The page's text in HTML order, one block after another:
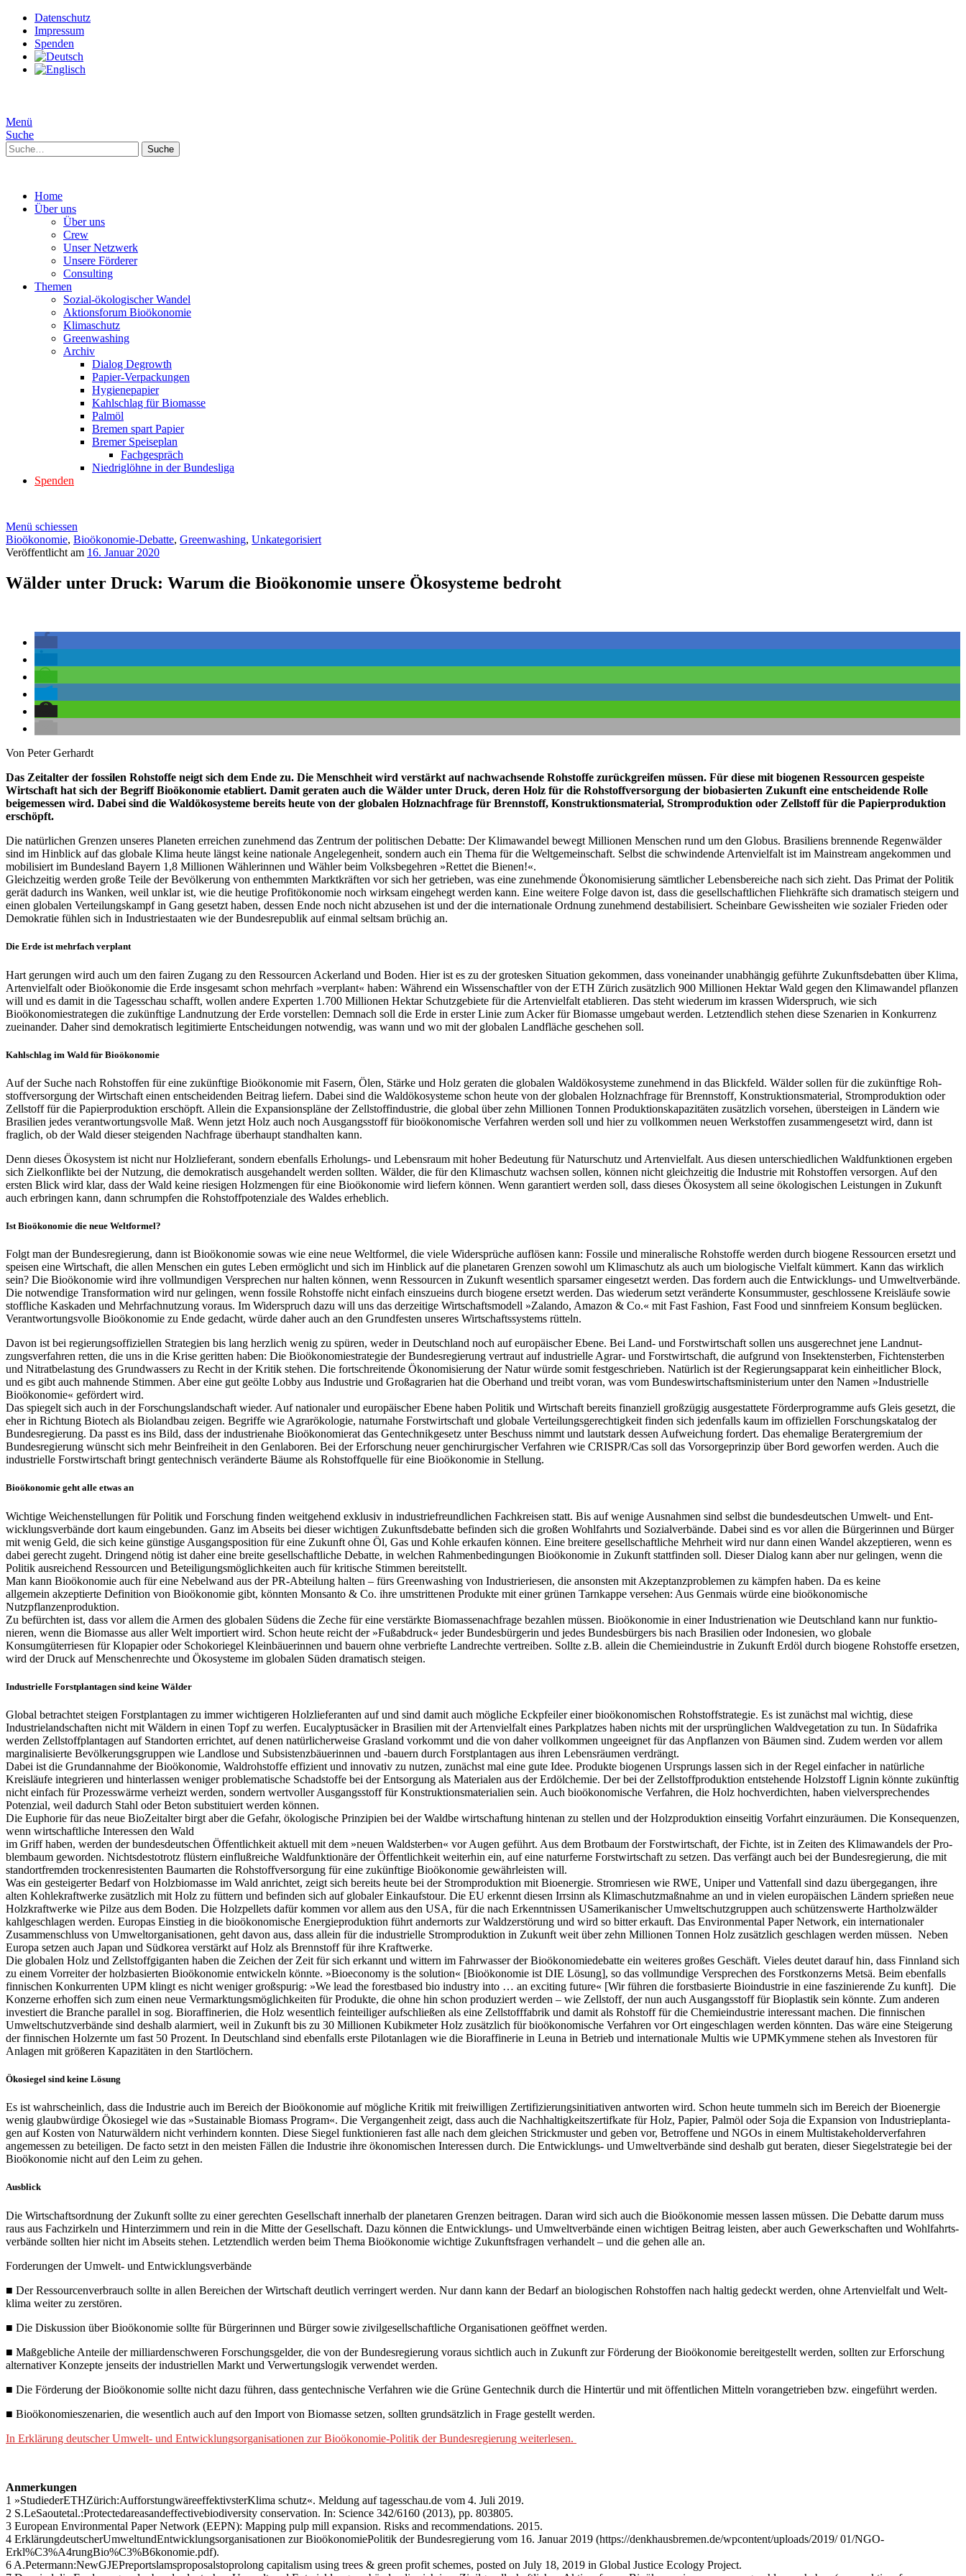
Datenschutz
Impressum
Spenden
Menü
Suche
Suche
Home
Über uns
Über uns
Crew
Unser Netzwerk
Unsere Förderer
Consulting
Themen
Sozial-ökologischer Wandel
Aktionsforum Bioökonomie
Klimaschutz
Greenwashing
Archiv
Dialog Degrowth
Papier-Verpackungen
Hygienepapier
Kahlschlag für Biomasse
Palmöl
Bremen spart Papier
Bremer Speiseplan
Fachgespräch
Niedriglöhne in der Bundesliga
Spenden
Menü schiessen
Bioökonomie, Bioökonomie-Debatte, Greenwashing, Unkategorisiert
Veröffentlicht am 16. Januar 2020
Wälder unter Druck: Warum die Bioökonomie unsere Ökosysteme bedroht
Von Peter Gerhardt
Das Zeitalter der fossilen Rohstoffe neigt sich dem Ende zu. Die Menschheit wird verstärkt auf nachwachsende Rohstoffe zurückgreifen müssen. Für diese mit biogenen Ressourcen gespeiste
Wirtschaft hat sich der Begriff Bioökonomie etabliert. Damit geraten auch die Wälder unter Druck, deren Holz für die Rohstoffversorgung der biobasierten Zukunft eine entscheidende Rolle
beigemessen wird. Dabei sind die Waldökosysteme bereits heute von der globalen Holznachfrage für Brennstoff, Konstruktionsmaterial, Stromproduktion oder Zellstoff für die Papierproduktion
erschöpft.
Die natürlichen Grenzen unseres Planeten erreichen zunehmend das Zentrum der politischen Debatte: Der Klimawandel bewegt Millionen Menschen rund um den Globus. Brasiliens brennende Regenwälder
sind im Hinblick auf das globale Klima heute längst keine nationale Angelegenheit, sondern auch ein Thema für die Weltgemeinschaft. Selbst die schwindende Arten­vielfalt ist im Mainstream angekommen und
mobili­siert im Bundesland Bayern 1,8 Millionen Wählerinnen und Wähler beim Volksbegehren »Rettet die Bienen!«.
Gleichzeitig werden große Teile der Bevölkerung von enthemmten Marktkräften vor sich her getrie­ben, was eine zunehmende Ökonomisierung sämt­licher Lebensbereiche nach sich zieht. Das Primat der Politik
gerät dadurch ins Wanken, weil unklar ist, wie die heutige Profitökonomie noch wirksam eingehegt werden kann. Eine weitere Folge davon ist, dass die gesellschaftlichen Fliehkräfte sich dramatisch steigern und
einen globalen Verteilungskampf in Gang gesetzt haben, dessen Ende noch nicht abzusehen ist und der die internationale Ordnung zunehmend destabilisiert. Scheinbare Gewissheiten wie sozialer Frieden oder
Demokratie fühlen sich in Industriestaaten wie der Bundesrepublik auf einmal seltsam brüchig an.
Die Erde ist mehrfach verplant
Hart gerungen wird auch um den fairen Zugang zu den Ressourcen Ackerland und Boden. Hier ist es zu der grotesken Situation gekommen, dass voneinander unabhängig geführte Zukunftsdebatten über Klima,
Artenvielfalt oder Bioökonomie die Erde insgesamt schon mehrfach »verplant« haben: Während ein Wis­senschaftler von der ETH Zürich zusätzlich 900 Mil­lionen Hektar Wald gegen den Klimawandel pflanzen
will und es damit in die Tagesschau schafft, wollen andere Experten 1.700 Millionen Hektar Schutzgebie­te für die Artenvielfalt etablieren. Das steht wiederum im krassen Widerspruch, wie sich
Bioökonomiestrate­gen die zukünftige Landnutzung der Erde vorstellen: Demnach soll die Erde in erster Linie zum Acker für Biomasse umgebaut werden. Letztendlich stehen die­se Szenarien in Konkurrenz
zueinander. Daher sind demokratisch legitimierte Entscheidungen notwen­dig, was wann und wo mit der globalen Landfläche geschehen soll.
Kahlschlag im Wald für Bioökonomie
Auf der Suche nach Rohstoffen für eine zukünftige Bioökonomie mit Fasern, Ölen, Stärke und Holz ge­raten die globalen Waldökosysteme zunehmend in das Blickfeld. Wälder sollen für die zukünftige Roh­
stoffversorgung der Wirtschaft einen entscheidenden Beitrag liefern. Dabei sind die Waldökosysteme schon heute von der globalen Holznachfrage für Brennstoff, Konstruktionsmaterial, Stromproduktion oder
Zell­stoff für die Papierproduktion erschöpft. Allein die Expansionspläne der Zellstoffindustrie, die global über zehn Millionen Tonnen Produktionskapazitä­ten zusätzlich vorsehen, übersteigen in Ländern wie
Brasilien jedes verantwortungsvolle Maß. Wenn jetzt Holz auch noch Ausgangsstoff für bioökonomische Verfahren werden soll und hier zu vollkommen neuen Werkstoffen zusammengesetzt wird, dann ist
fraglich, ob der Wald dieser steigenden Nachfrage überhaupt standhalten kann.
Denn dieses Ökosystem ist nicht nur Holzlieferant, sondern ebenfalls Erholungs-­ und Lebensraum mit hoher Bedeutung für Naturschutz und Artenvielfalt. Aus diesen unterschiedlichen Waldfunktionen erge­ben
sich Zielkonflikte bei der Nutzung, die demokra­tisch ausgehandelt werden sollten. Wälder, die für den Klimaschutz wachsen sollen, können nicht gleichzei­tig die Industrie mit Rohstoffen versorgen. Auf den
ersten Blick wird klar, dass der Wald keine riesigen Holzmengen für eine Bioökonomie wird liefern kön­nen. Wenn garantiert werden soll, dass dieses Ökosys­tem all seine ökologischen Leistungen in Zukunft
auch erbringen kann, dann schrumpfen die Rohstoffpoten­ziale des Waldes erheblich.
Ist Bioökonomie die neue Weltformel?
Folgt man der Bundesregierung, dann ist Bioökono­mie sowas wie eine neue Weltformel, die viele Wider­sprüche auflösen kann: Fossile und mineralische Roh­stoffe werden durch biogene Ressourcen ersetzt und
speisen eine Wirtschaft, die allen Menschen ein gutes Leben ermöglicht und sich im Hinblick auf die plane­taren Grenzen sowohl um Klimaschutz als auch um biologische Vielfalt kümmert. Kann das wirklich
sein? Die Bioökonomie wird ihre vollmundigen Verspre­chen nur halten können, wenn Ressourcen in Zukunft wesentlich sparsamer eingesetzt werden. Das fordern auch die Entwicklungs-­ und Umweltverbände.
Die notwendige Transformation wird nur gelingen, wenn fossile Rohstoffe nicht einfach eins­zu­eins durch biogene ersetzt werden. Das wiederum setzt verän­derte Konsummuster, geschlossene Kreisläufe sowie
stoffliche Kaskaden­ und Mehrfachnutzung voraus. Im Widerspruch dazu will uns das derzeitige Wirt­schaftsmodell »Zalando, Amazon & Co.« mit Fast Fa­shion, Fast Food und sinnfreiem Konsum beglücken.
Verantwortungsvolle Bioökonomie zu Ende gedacht, würde daher auch an den Grundfesten unseres Wirt­schaftssystems rütteln.
Davon ist bei regierungsoffiziellen Strategien bis­ lang herzlich wenig zu spüren, weder in Deutschland noch auf europäischer Ebene. Bei Land­- und Forst­wirtschaft sollen uns ausgerechnet jene Landnut­
zungsverfahren retten, die uns in die Krise geritten ha­ben: Die Bioökonomiestrategie der Bundesregierung vertraut auf industrielle Agrar-­ und Forstwirtschaft, die aufgrund von Insektensterben, Fichtensterben
und Nitratbelastung des Grundwassers zu Recht in der Kritik stehen. Die fortschreitende Ökonomisierung der Natur würde somit festgeschrieben. Natürlich ist der Regierungsapparat kein einheitlicher Block,
und es gibt auch mahnende Stimmen. Aber eine gut geölte Lobby aus Industrie und Großagrarien hat die Oberhand und treibt voran, was vom Bundeswirtschafts­ministerium unter den Namen »Industrielle
Bioöko­nomie« gefördert wird.
Das spiegelt sich auch in der Forschungslandschaft wieder. Auf nationaler und europäischer Ebene haben Politik und Wirtschaft bereits finanziell großzügig ausgestattete Förderprogramme aufs Gleis gesetzt, die
eher in Richtung Biotech als Biolandbau zeigen. Begriffe wie Agrarökologie, naturnahe Forstwirtschaft und globale Verteilungsgerechtigkeit finden sich jedenfalls kaum im offiziellen Forschungskatalog der
Bundesregierung. Da passt es ins Bild, dass der indus­trienahe Bioökonomierat das Gentechnikgesetz unter Beschuss nimmt und lautstark dessen Aufweichung fordert. Das ehemalige Beratergremium der
Bundesregierung wünscht sich mehr Beinfreiheit in den Genlaboren. Bei der Erforschung neuer genchirurgischer Verfah­ren wie CRISPR/Cas soll das Vorsorgeprinzip über Bord geworfen werden. Auch die
industrielle Forstwirtschaft bringt gentechnisch veränderte Bäume als Rohstoffquelle für eine Bioökonomie in Stellung.
Bioökonomie geht alle etwas an
Wichtige Weichenstellungen für Politik und For­schung finden weitgehend exklusiv in industriefreund­lichen Fachkreisen statt. Bis auf wenige Ausnahmen sind selbst die bundesdeutschen Umwelt­- und Ent­
wicklungsverbände dort kaum eingebunden. Ganz im Abseits bei dieser wichtigen Zukunftsdebatte befinden sich die großen Wohlfahrts­ und Sozialverbände. Da­bei sind es vor allen die Bürgerinnen und Bürger
mit wenig Geld, die sich keine günstige Ausgangsposition für eine Zukunft ohne Öl, Gas und Kohle erkaufen können. Eine breitere gesellschaftliche Mehrheit wird nur dann einen Wandel akzeptieren, wenn es
dabei gerecht zugeht. Dringend nötig ist daher eine breite gesellschaftliche Debatte, in welchen Rahmenbedingungen Bioökonomie in Zukunft stattfinden soll. Die­ser Dialog kann aber nur gelingen, wenn die
Politik ausreichend Ressourcen und Beteiligungsmöglich­keiten auch für kritische Stimmen bereitstellt.
Man kann Bioökonomie auch für eine Nebelwand aus der PR­-Abteilung halten – fürs Greenwashing von Industrieriesen, die ansonsten mit Akzeptanz­problemen zu kämpfen haben. Da es keine
allgemein akzeptierte Definition von Bioökonomie gibt, könnten Monsanto & Co. ihre umstrittenen Produkte mit einer grünen Tarnkappe versehen: Aus Genmais würde eine bioökonomische
Nutzpflanzenproduktion.
Zu befürchten ist, dass vor allem die Armen des globalen Südens die Zeche für eine verstärkte Biomas­senachfrage bezahlen müssen. Bioökonomie in einer Industrienation wie Deutschland kann nur funktio­
nieren, wenn die Biomasse aus aller Welt importiert wird. Schon heute reicht der »Fußabdruck« jeder Bun­desbürgerin und jedes Bundesbürgers bis nach Brasi­lien oder Indonesien, wo globale
Konsumgüterriesen für Klopapier oder Schokoriegel Kleinbäuerinnen und ­bauern ohne verbriefte Landrechte vertreiben. Soll­te z.B. allein die Chemieindustrie in Zukunft Erdöl durch biogene Rohstoffe ersetzen,
wird der Druck auf Menschenrechte und Ökosysteme im globalen Süden dramatisch steigen.
Industrielle Forstplantagen sind keine Wälder
Global betrachtet steigen Forstplantagen zu immer wichtigeren Holzlieferanten auf und sind damit auch mögliche Eckpfeiler einer bioökonomischen Rohstoffstrategie. Es ist zunächst mal wichtig, diese
Industrielandschaften nicht mit Wäldern in einen Topf zu werfen. Eucalyptusäcker in Brasilien mit der Artenvielfalt eines Parkplatzes haben nichts mit der ursprünglichen Waldvegetation zu tun. In Südafrika
werden Zellstoffplantagen auf Standorten errichtet, auf denen natürlicherweise Grasland vorkommt und die von daher vollkommen ungeeignet für das An­pflanzen von Bäumen sind. Zudem werden vor allem
marginalisierte Bevölkerungsgruppen wie Landlose und Subsistenzbäuerinnen und -­bauern durch Forstplantagen aus ihren Lebensräumen verdrängt.
Dabei ist die Grundannahme der Bioökonomie, Waldrohstoffe effizient und innovativ zu nutzen, zunächst mal eine gute Idee. Produkte biogenen Ur­sprungs lassen sich in der Regel einfacher in natürliche
Kreisläufe integrieren und hinterlassen weniger prob­lematische Schadstoffe bei der Entsorgung als Mate­rialen aus der Erdölchemie. Der bei der Zellstoffpro­duktion entstehende Holzstoff Lignin könnte zukünf­tig
nicht einfach für Prozesswärme verheizt werden, sondern wertvoller Ausgangsstoff für Konstruktions­materialien sein. Auch bioökonomische Verfahren, die Holz hochverdichten, haben vielversprechendes
Potenzial, weil dadurch Stahl oder Beton substituiert werden können.
Die Euphorie für das neue Bio­Zeitalter birgt aber die Gefahr, ökologische Prinzipien bei der Waldbe­ wirtschaftung hintenan zu stellen und der Holzpro­duktion einseitig Vorfahrt einzuräumen. Die Konse­quenzen,
wenn wirtschaftliche Interessen den Wald
im Griff haben, werden der bundesdeutschen Öffent­lichkeit aktuell mit dem »neuen Waldsterben« vor Au­gen geführt. Aus dem Brotbaum der Forstwirtschaft, der Fichte, ist in Zeiten des Klimawandels der Pro­
blembaum geworden. Nichtsdestotrotz flüstern ein­flußreiche Waldfunktionäre der Öffentlichkeit weiter­hin ein, auf eine naturferne Forstwirtschaft zu setzen. Das verfängt auch bei der Bundesregierung, die mit
standortfremden trockenresistenten Baumarten die Rohstoffversorgung für eine zukünftige Bioökonomie gewährleisten will.
Was ein gesteigerter Bedarf von Holzbiomasse im Wald anrichtet, zeigt sich bereits heute bei der Strom­produktion mit Bioenergie. Stromriesen wie RWE, Uniper und Vattenfall sind dazu übergegangen, ihre
alten Kohlekraftwerke zusätzlich mit Holz zu füttern und befinden sich auf globaler Einkaufstour. Die EU erkennt diesen Irrsinn als Klimaschutzmaßnahme an und in vielen europäischen Ländern sprießen neue
Holzkraftwerke wie Pilze aus dem Boden. Die Holzpellets dafür kommen vor allem aus den USA, für die nach Erkenntnissen US­amerikanischer Umwelt­schutzgruppen auch schützenswerte Hartholzwälder
kahlgeschlagen werden. Europas Einstieg in die bio­ökonomische Energieproduktion führt andernorts zur Waldzerstörung und wird so bitter erkauft. Das Environmental Paper Network, ein internationaler
Zusammenschluss von Umweltorganisationen, geht davon aus, dass allein für die industrielle Strompro­duktion in Zukunft weit über zehn Millionen Tonnen Holz zusätzlich geschlagen werden müssen. Neben
Europa setzen auch Japan und Südkorea verstärkt auf Holz als Brennstoff für ihre Kraftwerke.
Die globalen Holz­ und Zellstoffgiganten haben die Zeichen der Zeit für sich erkannt und wittern im Fahrwasser der Bioökonomiedebatte ein weiteres gro­ßes Geschäft. Vieles deutet darauf hin, dass Finnland sich
zu einem Vorreiter der holzbasierten Bioökono­mie entwickeln könnte. »Bioeconomy is the solution« [Bioökonomie ist DIE Lösung], so das vollmundige Versprechen des Forstkonzerns Metsä. Beim eben­falls
finnischen Konkurrenten UPM klingt es nicht weniger großspurig: »We lead the forest­based bio­ industry into … an exciting future« [Wir führen die forstbasierte Bioindustrie in eine faszinierende Zu­ kunft]. Die
Konzerne erhoffen sich zum einen neue Vermarktungsmöglichkeiten für Produkte, die ohne­ hin schon produziert werden – wie Zellstoff, der nun auch Ausgangsstoff für Bioplastik sein könnte. Zum anderen
investiert die Branche parallel in sog. Bio­raffinerien, die Holz wesentlich feinteiliger aufschlie­ßen als eine Zellstofffabrik und damit als Rohstoff für die Chemieindustrie interessant machen. Die finnischen
Umweltschutzverbände sind deshalb alarmiert, weil in Zukunft bis zu 30 Millionen Kubikmeter Holz zusätzlich für bioökonomische Verfahren vor Ort eingeschlagen werden könnten. Das wäre eine Steige­rung
der finnischen Holzernte um fast 50 Prozent. In Deutschland sind ebenfalls erste Pilotanlagen wie die Bioraffinerie in Leuna in Betrieb und internationale Multis wie UPM­Kymmene stehen als Investoren für
Anlagen mit größeren Kapazitäten in den Startlöchern.
Ökosiegel sind keine Lösung
Es ist wahrscheinlich, dass die Industrie auch im Bereich der Bioökonomie auf mögliche Kritik mit freiwilligen Zertifizierungsinitiativen antworten wird. Schon heute tummeln sich im Bereich der Bioenergie
wenig glaubwürdige Ökosiegel wie das »Sustainable Biomass Program«. Die Vergangenheit zeigt, dass auch die Nachhaltigkeitszertifkate für Holz, Papier, Palmöl oder Soja die Expansion von Industrieplanta­
gen auf Kosten von Naturwäldern nicht verhindern konnten. Diese Siegel funktionieren fast alle nach dem gleichen Strickmuster und geben vor, Betroffene und NGOs in einem Multistakeholderverfahren
angemes­sen zu beteiligen. De facto setzt in den meisten Fällen die Industrie ihre ökonomischen Interessen durch. Die Entwicklungs-­ und Umweltverbände sind deshalb gut beraten, dieser Siegelstrategie bei der
Bioökono­mie nicht auf den Leim zu gehen.
Ausblick
Die Wirtschaftsordnung der Zukunft sollte zu einer gerechten Gesellschaft innerhalb der planetaren Gren­zen beitragen. Daran wird sich auch die Bioökonomie messen lassen müssen. Die Debatte darum muss
raus aus Fachzirkeln und Hinterzimmern und rein in die Mitte der Gesellschaft. Dazu können die Entwick­lungs-­ und Umweltverbände einen wichtigen Beitrag leisten, aber auch Gewerkschaften und Wohlfahrts­
verbände sollten hier nicht im Abseits stehen. Letzt­endlich werden beim Thema Bioökonomie wichtige Zukunftsfragen verhandelt – und die gehen alle an.
Forderungen der Umwelt- und Entwicklungsverbände
■ Der Ressourcenverbrauch sollte in allen Bereichen der Wirtschaft deutlich verringert werden. Nur dann kann der Bedarf an biologischen Rohstoffen nach­ haltig gedeckt werden, ohne Artenvielfalt und Welt­
klima weiter zu zerstören.
■ Die Diskussion über Bioökonomie sollte für Bürger­innen und Bürger sowie zivilgesellschaftliche Orga­nisationen geöffnet werden.
■ Maßgebliche Anteile der milliardenschweren For­schungsgelder, die von der Bundesregierung voraus­ sichtlich auch in Zukunft zur Förderung der Bioöko­nomie bereitgestellt werden, sollten zur Erforschung
alternativer Konzepte jenseits der industriellen Markt­ und Verwertungslogik verwendet werden.
■ Die Förderung der Bioökonomie sollte nicht dazu führen, dass gentechnische Verfahren wie die Grüne Gentechnik durch die Hintertür und mit öffentlichen Mitteln vorangetrieben bzw. eingeführt werden.
■ Bioökonomieszenarien, die wesentlich auch auf den Import von Biomasse setzen, sollten grundsätzlich in Frage gestellt werden.
In Erklärung deutscher Umwelt- und Entwicklungsorganisationen zur Bioökonomie-Politik der Bundesregierung weiterlesen.
Anmerkungen
1 »StudiederETHZürich:AufforstungwäreeffektivsterKlima­ schutz«. Meldung auf tagesschau.de vom 4. Juli 2019.
2 S.LeSaoutetal.:Protectedareasandeffectivebiodiversity conservation. In: Science 342/6160 (2013), pp. 803­805.
3 European Environmental Paper Network (EEPN): Mapping pulp mill expansion. Risks and recommendations. 2015.
4 ErklärungdeutscherUmwelt­undEntwicklungsorganisationen zur Bioökonomie­Politik der Bundesregierung vom 16. Januar 2019 (https://denkhausbremen.de/wp­content/uploads/2019/ 01/NGO­
Erkl%C3%A4rung­Bio%C3%B6konomie.pdf).
6 A.Petermann:NewGJEPreportslamsproposalstoprolong capitalism using trees & green profit schemes, posted on July 18, 2019 in Global Justice Ecology Project.